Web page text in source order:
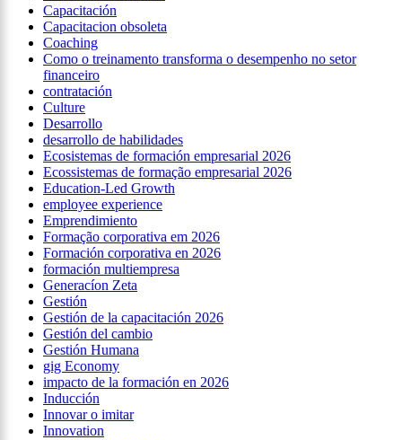
Capacitación
Capacitacion obsoleta
Coaching
Como o treinamento transforma o desempenho no setor
financeiro
contratación
Culture
Desarrollo
desarrollo de habilidades
Ecosistemas de formación empresarial 2026
Ecossistemas de formação empresarial 2026
Education-Led Growth
employee experience
Emprendimiento
Formação corporativa em 2026
Formación corporativa en 2026
formación multiempresa
Generacíon Zeta
Gestión
Gestión de la capacitación 2026
Gestión del cambio
Gestión Humana
gig Economy
impacto de la formación en 2026
Inducción
Innovar o imitar
Innovation